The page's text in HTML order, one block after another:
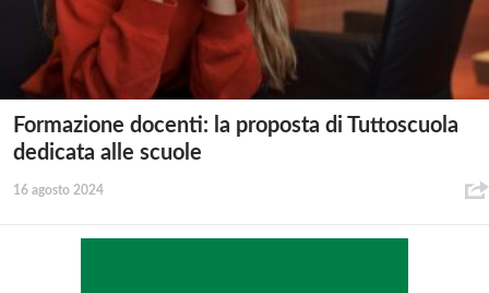
Formazione docenti: la proposta di Tuttoscuola
dedicata alle scuole
16 agosto 2024